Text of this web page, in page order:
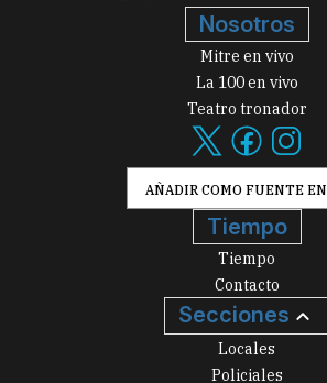
Nosotros
Mitre en vivo
La 100 en vivo
Teatro tronador
AÑADIR COMO FUENTE EN
Tiempo
Tiempo
Contacto
Secciones
Locales
Policiales